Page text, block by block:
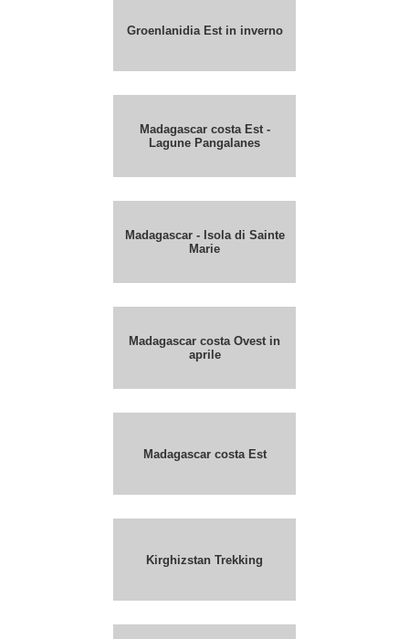
Groenlanidia Est in inverno
Madagascar costa Est -
Lagune Pangalanes
Madagascar - Isola di Sainte
Marie
Madagascar costa Ovest in
aprile
Madagascar costa Est
Kirghizstan Trekking